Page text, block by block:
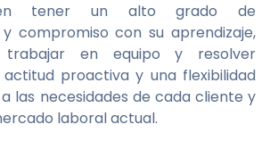
tener un alto grado de
compromiso con su aprendizaje,
trabajar en equipo y resolver
proactiva y una flexibilidad
las necesidades de cada cliente y
laboral actual.